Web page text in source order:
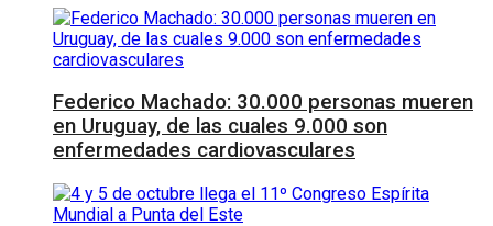
Federico Machado: 30.000 personas mueren
en Uruguay, de las cuales 9.000 son
enfermedades cardiovasculares